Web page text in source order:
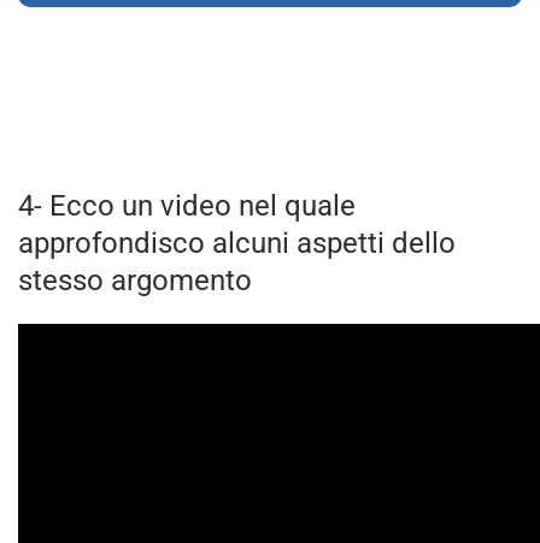
4- Ecco un video nel quale
approfondisco alcuni aspetti dello
stesso argomento